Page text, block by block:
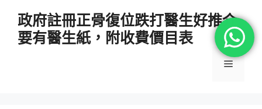
政府註冊正骨復位跌打醫生好推介
要有醫生紙，附收費價目表
選